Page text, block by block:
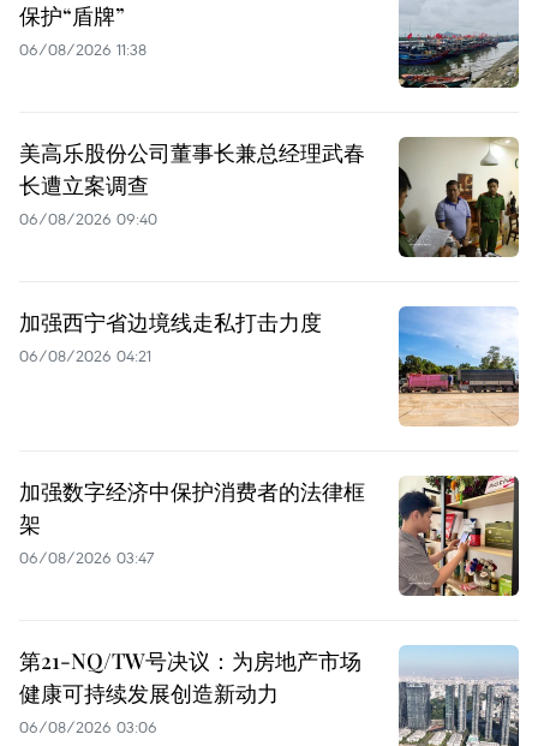
保护“盾牌”
06/08/2026 11:38
美高乐股份公司董事长兼总经理武春
长遭立案调查
06/08/2026 09:40
加强西宁省边境线走私打击力度
06/08/2026 04:21
加强数字经济中保护消费者的法律框
架
06/08/2026 03:47
第21-NQ/TW号决议：为房地产市场
健康可持续发展创造新动力
06/08/2026 03:06